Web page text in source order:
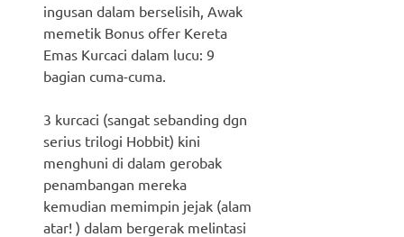
ingusan dalam berselisih, Awak
memetik Bonus offer Kereta
Emas Kurcaci dalam lucu: 9
bagian cuma-cuma.
3 kurcaci (sangat sebanding dgn
serius trilogi Hobbit) kini
menghuni di dalam gerobak
penambangan mereka
kemudian memimpin jejak (alam
atar! ) dalam bergerak melintasi